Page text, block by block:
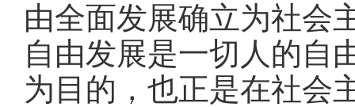
由全面发展确立为社会
自由发展是一切人的自
为目的，也正是在社会